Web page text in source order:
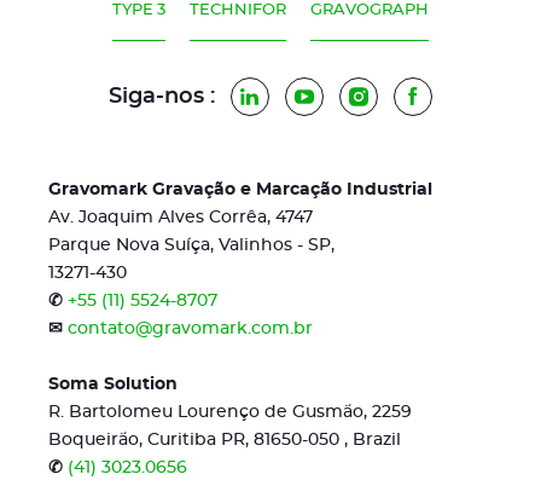
TYPE 3 TECHNIFOR GRAVOGRAPH
Siga-nos : LinkedInYouTubeInstagramFacebook
Gravomark Gravação e Marcação Industrial
Av. Joaquim Alves Corrêa, 4747
Parque Nova Suíça, Valinhos - SP,
13271-430
✆ +55 (11) 5524-8707
✉ contato@gravomark.com.br
Soma Solution
R. Bartolomeu Lourenço de Gusmão, 2259
Boqueirão, Curitiba PR, 81650-050 , Brazil
✆ (41) 3023.0656